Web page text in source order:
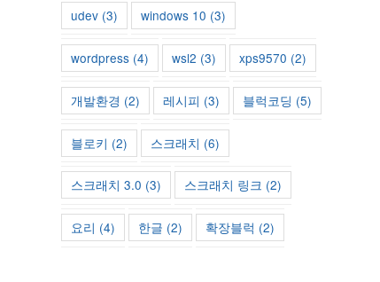
udev (3) windows 10 (3)
wordpress (4) wsl2 (3) xps9570 (2)
개발환경 (2) 레시피 (3) 블럭코딩 (5)
블로키 (2) 스크래치 (6)
스크래치 3.0 (3) 스크래치 링크 (2)
요리 (4) 한글 (2) 확장블럭 (2)